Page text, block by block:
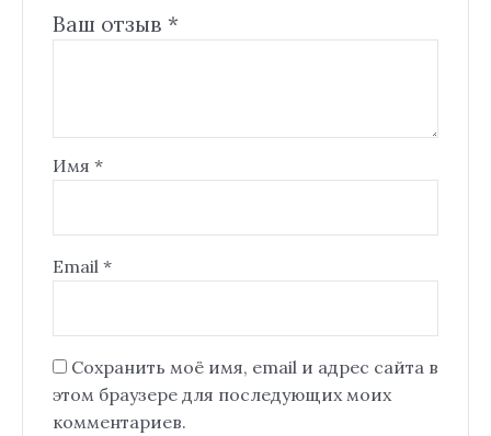
Ваш отзыв *
Имя *
Email *
Сохранить моё имя, email и адрес сайта в
этом браузере для последующих моих
комментариев.